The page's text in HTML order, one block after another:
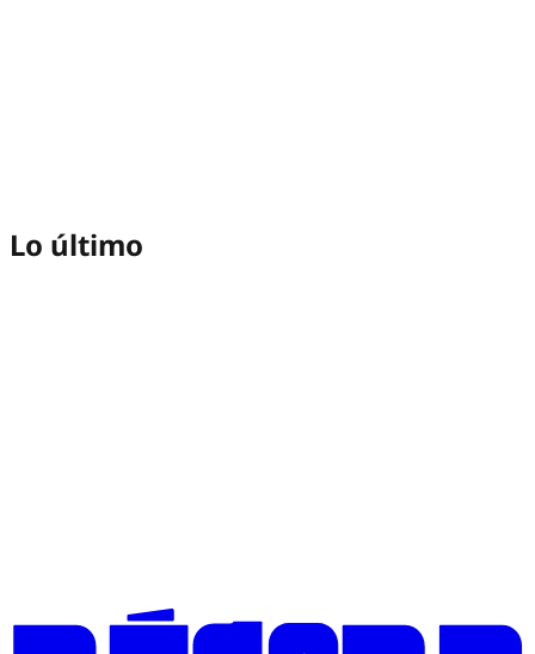
Lo último